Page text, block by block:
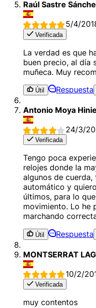
Raúl Sastre
5/4/
Verificada
La verdad es que
buen precio, al día
muñeca. Muy
Útil Respuesta
Antonio Moya
24/3/
Verificada
Tengo poca
relojes donde la
algunos de
automático y
últimos, para lo
movimiento. Lo he
marchando
Útil Respuesta
MONTSERRAT
10/2/
Verificada
muy contentos